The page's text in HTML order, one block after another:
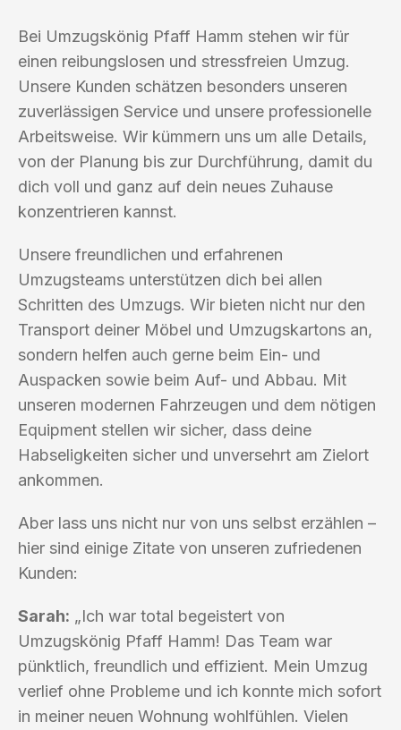
Bei Umzugskönig Pfaff Hamm stehen wir für
einen reibungslosen und stressfreien Umzug.
Unsere Kunden schätzen besonders unseren
zuverlässigen Service und unsere professionelle
Arbeitsweise. Wir kümmern uns um alle Details,
von der Planung bis zur Durchführung, damit du
dich voll und ganz auf dein neues Zuhause
konzentrieren kannst.
Unsere freundlichen und erfahrenen
Umzugsteams unterstützen dich bei allen
Schritten des Umzugs. Wir bieten nicht nur den
Transport deiner Möbel und Umzugskartons an,
sondern helfen auch gerne beim Ein- und
Auspacken sowie beim Auf- und Abbau. Mit
unseren modernen Fahrzeugen und dem nötigen
Equipment stellen wir sicher, dass deine
Habseligkeiten sicher und unversehrt am Zielort
ankommen.
Aber lass uns nicht nur von uns selbst erzählen –
hier sind einige Zitate von unseren zufriedenen
Kunden:
Sarah: „Ich war total begeistert von
Umzugskönig Pfaff Hamm! Das Team war
pünktlich, freundlich und effizient. Mein Umzug
verlief ohne Probleme und ich konnte mich sofort
in meiner neuen Wohnung wohlfühlen. Vielen